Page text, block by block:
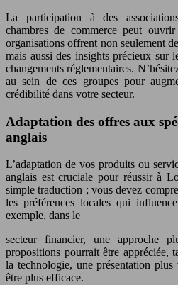
La participation à des
chambres de commerce peut
organisations offrent non seulement
mais aussi des insights précieux sur
changements réglementaires.
au sein de ces groupes pour
crédibilité dans votre secteur.
Adaptation des offres aux
anglais
L’adaptation de vos produits ou
anglais est cruciale pour réussir à
simple traduction ; vous devez
les préférences locales qui
exemple, dans le
secteur financier, une approche
propositions pourrait être appréciée,
la technologie, une présentation
être plus efficace.